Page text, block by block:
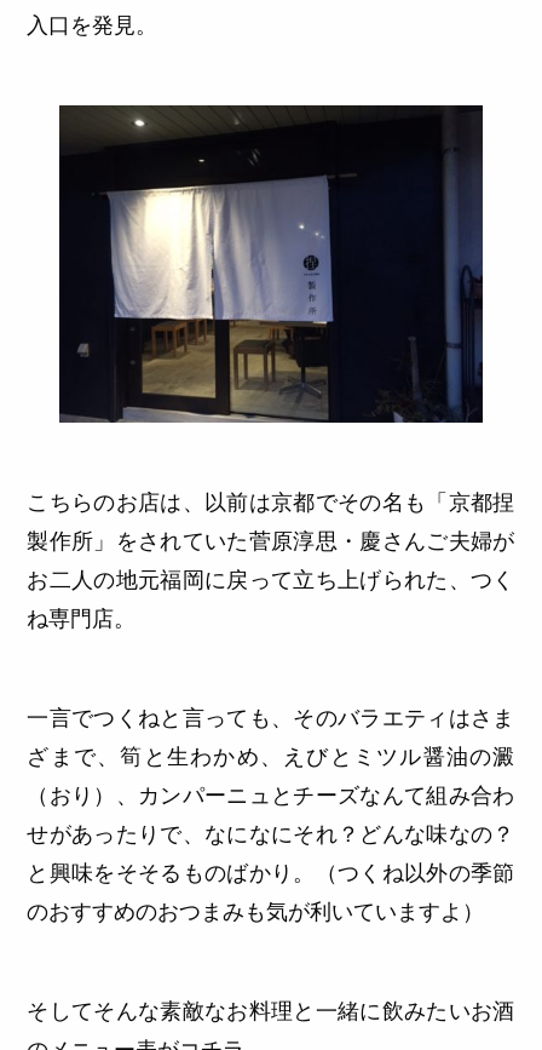
入口を発見。
こちらのお店は、以前は京都でその名も「京都捏
製作所」をされていた菅原淳思・慶さんご夫婦が
お二人の地元福岡に戻って立ち上げられた、つく
ね専門店。
一言でつくねと言っても、そのバラエティはさま
ざまで、筍と生わかめ、えびとミツル醤油の澱
（おり）、カンパーニュとチーズなんて組み合わ
せがあったりで、なになにそれ？どんな味なの？
と興味をそそるものばかり。（つくね以外の季節
のおすすめのおつまみも気が利いていますよ）
そしてそんな素敵なお料理と一緒に飲みたいお酒